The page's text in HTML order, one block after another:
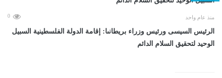
منذ عام واحد 0
الرئيس السيسى ورئيس وزراء بريطانىا: إقامة الدولة الفلسطينية السبيل
الوحيد لتحقيق السلام الدائم